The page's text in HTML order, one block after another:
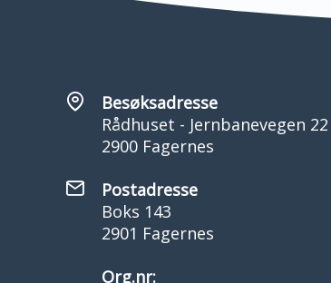
Besøksadresse
Rådhuset - Jernbanevegen 22
2900 Fagernes
Postadresse
Boks 143
2901 Fagernes
Org.nr: